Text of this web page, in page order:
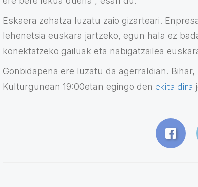
Eskaera zehatza luzatu zaio gizarteari.
lehenetsia euskara jartzeko, egun hala ez
konektatzeko gailuak eta nabigatzailea
Gonbidapena ere luzatu da agerraldian.
Kulturgunean 19:00etan egingo den ekitaldira